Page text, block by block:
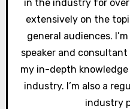
t
o
n
in the industry for
extensively on the
general audiences.
speaker and
my in-depth
industry. I’m also a
industry